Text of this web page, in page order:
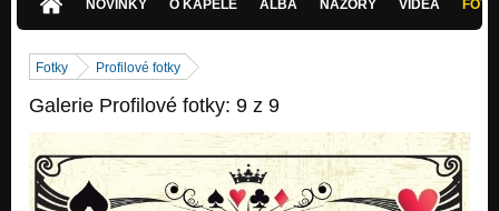
NOVINKY
O KAPELE ALBA NÁZORY VIDEA
Fotky Profilové fotky
Galerie Profilové fotky: 9 z 9